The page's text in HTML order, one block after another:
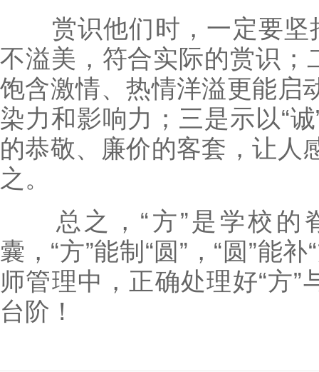
赏识他们时，一定要坚持
不溢美，符合实际的赏识；
饱含激情、热情洋溢更能启
染力和影响力；三是示以“
的恭敬、廉价的客套，让人
之。
总之，“方”是学校的
囊，“方”能制“圆”，“圆”能
师管理中，正确处理好“方”
台阶！